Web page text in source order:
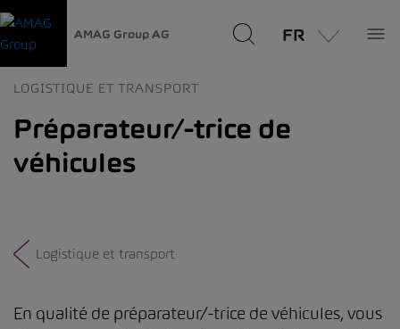
AMAG Group AG FR
LOGISTIQUE ET TRANSPORT
Préparateur/-trice de
véhicules
Logistique et transport
En qualité de préparateur/-trice de véhicules, vous